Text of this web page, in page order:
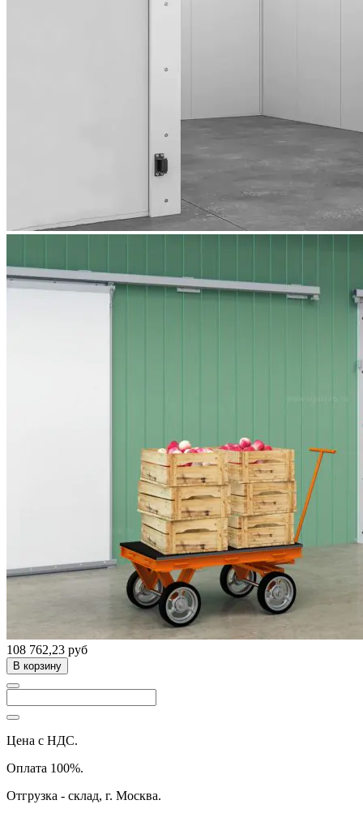
108 762,23 руб
В корзину
Цена с НДС.
Оплата 100%.
Отгрузка - склад, г. Москва.